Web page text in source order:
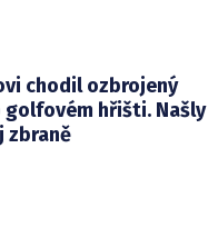
chodil ozbrojený
golfovém hřišti. Našly
zbraně